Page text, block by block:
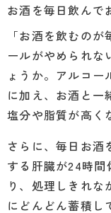
お酒を毎日飲んで
「お酒を飲むの
ールがやめられな
ょうか。アルコー
に加え、お酒と一
塩分や脂質が高く
さらに、毎日お酒
する肝臓が24時間
り、処理しきれな
にどんどん蓄積し